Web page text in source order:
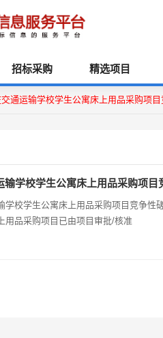
招标采购 精选项目
交通运输学校学生公寓床上用品采购项目
输学校学生公寓床上用品采购项目
学校学生公寓床上用品采购项目竞争性
用品采购项目已由项目审批/核准